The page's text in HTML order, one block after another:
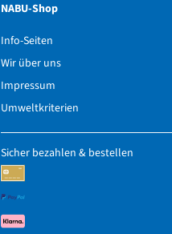
NABU-Shop
Info-Seiten
Wir über uns
Impressum
Umweltkriterien
Sicher bezahlen & bestellen